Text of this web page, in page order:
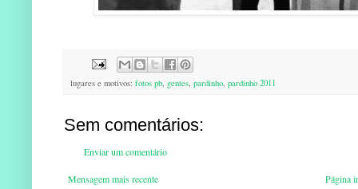
lugares e motivos: fotos pb, gentes, pardinho, pardinho 2011
Sem comentários:
Enviar um comentário
Mensagem mais recente
Página